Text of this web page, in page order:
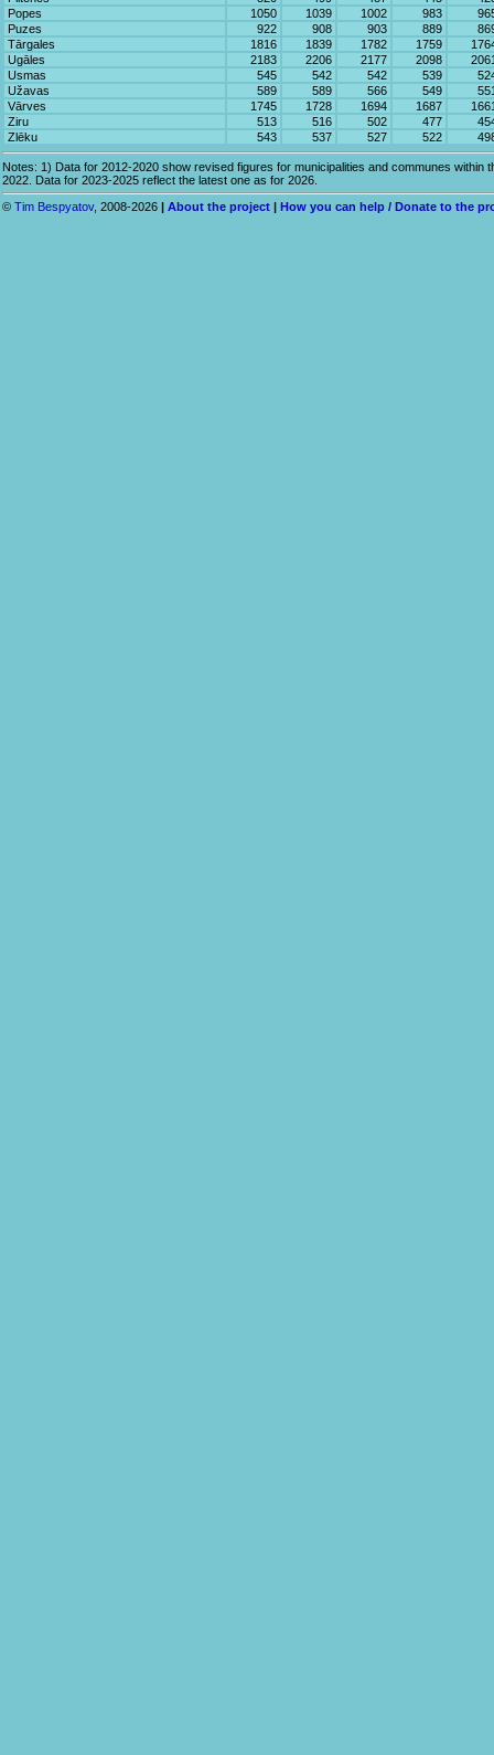
Popes
1050 1039 1002 983
Puzes
922 908 903 889
Tārgales
1816 1839 1782 1759
Ugāles
2183 2206 2177 2098
Usmas
545 542 542 539
Užavas
589 589 566 549
Vārves
1745 1728 1694 1687
Ziru
513 516 502 477
Zlēku
543 537 527 522
Notes: 1) Data for 2012-2020 show revised figures for municipalities and communes
2022. Data for 2023-2025 reflect the latest one as for 2026.
© Tim Bespyatov, 2008-2026 About the project How you can help / Donate to the